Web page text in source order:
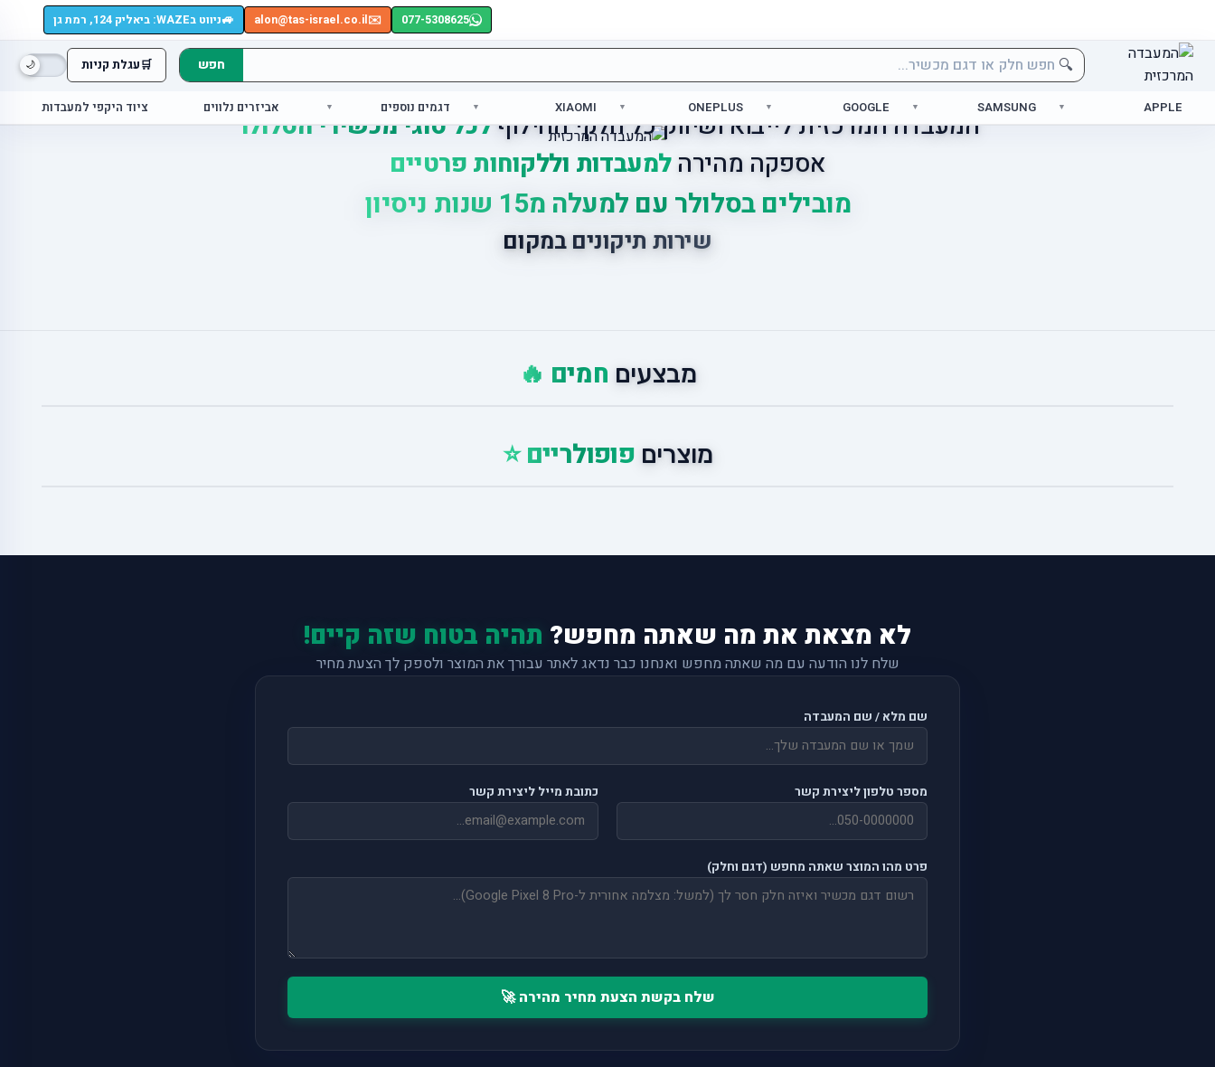
077-5308625
✉️
alon@tas-israel.co.il
🚙ניווט בWAZE: ביאליק 124, רמת גן
🛒עגלת קניות 🔍 חפש
APPLE
SAMSUNG
GOOGLE
ONEPLUS
XIAOMI דגמים נוספים אביזרים נלווים ציוד היקפי למעבדות
המעבדה המרכזית לייבוא ושיווק כל חלקי החילוףלכל סוגי מכשירי הסלולר
אספקה מהירהלמעבדות וללקוחות פרטיים
מובילים בסלולר עם למעלה מ15 שנות ניסיון
שירות תיקונים במקום
מבצעים חמים 🔥
מוצרים פופולריים ⭐
לא מצאת את מה שאתה מחפש? תהיה בטוח שזה קיים!
שלח לנו הודעה עם מה שאתה מחפש ואנחנו כבר נדאג לאתר עבורך את המוצר ולספק לך הצעת מחיר
שם מלא / שם המעבדה
מספר טלפון ליצירת קשר כתובת מייל ליצירת קשר
פרט מהו המוצר שאתה מחפש (דגם וחלק)
שלח בקשת הצעת מחיר מהירה 🚀